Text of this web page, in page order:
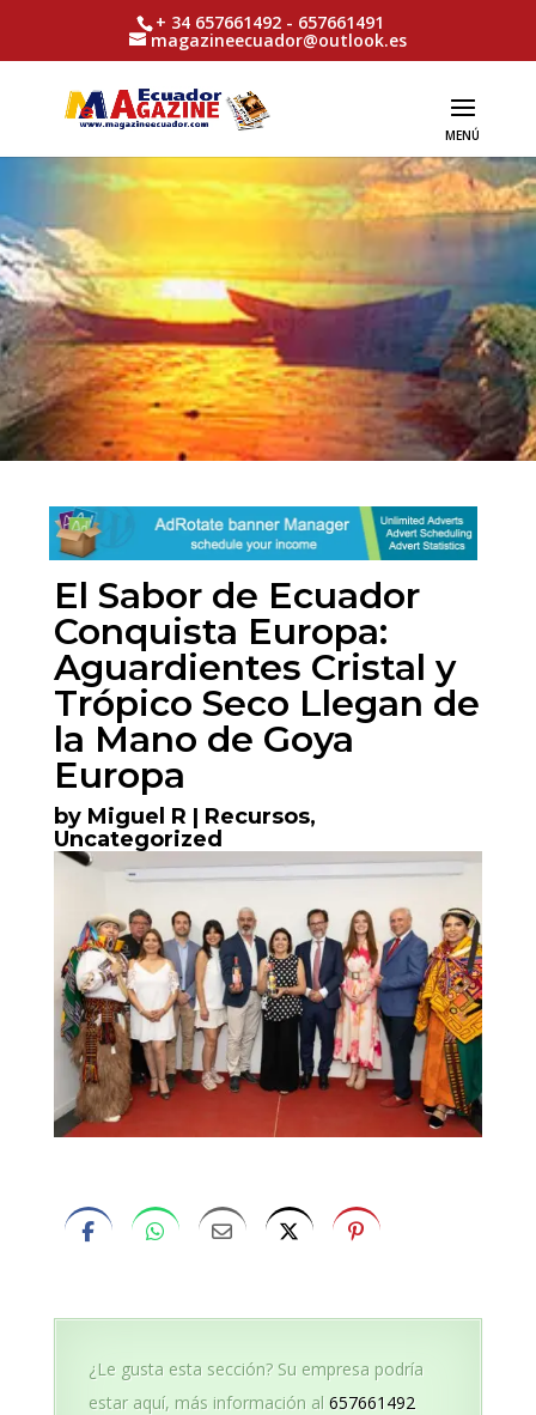
+ 34 657661492 - 657661491
magazineecuador@outlook.es
El Sabor de Ecuador
Conquista Europa:
Aguardientes Cristal y
Trópico Seco Llegan de
la Mano de Goya
Europa
by Miguel R | Recursos,
Uncategorized
¿Le gusta esta sección? Su empresa podría
estar aquí, más información al 657661492